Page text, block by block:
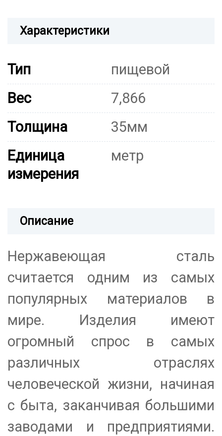
Характеристики
Тип
пищевой
Вес
7,866
Толщина
35мм
Единица
измерения
метр
Описание
Нержавеющая сталь
считается одним из самых
популярных материалов в
мире. Изделия имеют
огромный спрос в самых
различных отраслях
человеческой жизни, начиная
с быта, заканчивая большими
заводами и предприятиями.